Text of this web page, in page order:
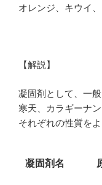
オレンジ、キウイ
【解説】
凝固剤として、一
寒天、カラギーナ
それぞれの性質を
凝固剤名